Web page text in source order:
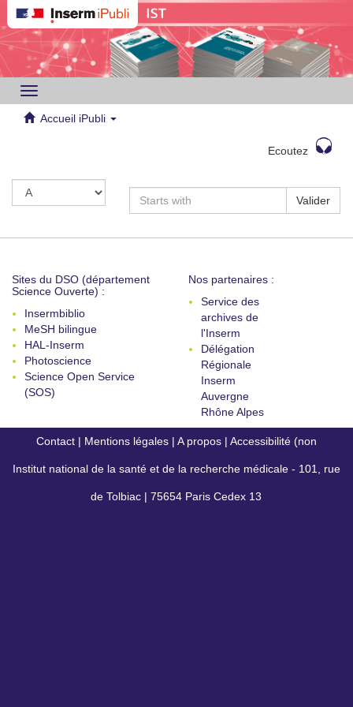
Toggle
navigation
Accueil iPubli
Ecoutez
Valider
Sites du DSO (département
Science Ouverte) :
Insermbiblio
MeSH bilingue
HAL-Inserm
Photoscience
Science Open Service
(SOS)
Nos partenaires :
Service des
archives de
l'Inserm
Délégation
Régionale
Inserm
Auvergne
Rhône Alpes
Contact | Mentions légales | A propos | Accessibilité (non
conforme)
Institut national de la santé et de la recherche médicale - 101, rue
de Tolbiac | 75654 Paris Cedex 13